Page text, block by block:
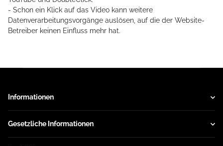
- Schon ein Klick auf das Video kann weitere
Datenverarbeitungsvorgänge auslösen, auf die der Website-
Betreiber keinen Einfluss mehr hat.
Informationen
Gesetzliche Informationen